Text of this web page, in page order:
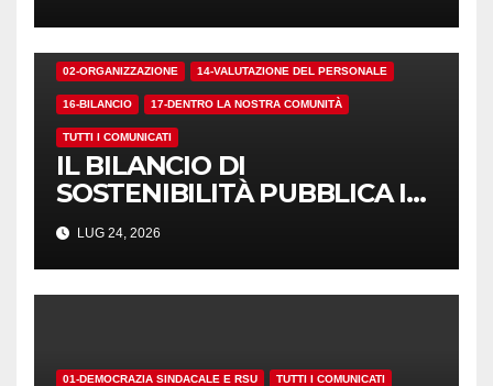
02-ORGANIZZAZIONE 14-VALUTAZIONE DEL PERSONALE
16-BILANCIO 17-DENTRO LA NOSTRA COMUNITÀ
TUTTI I COMUNICATI
IL BILANCIO DI
SOSTENIBILITÀ PUBBLICA I
NUMERI. MA I CRITERI?
LUG 24, 2026
01-DEMOCRAZIA SINDACALE E RSU TUTTI I COMUNICATI